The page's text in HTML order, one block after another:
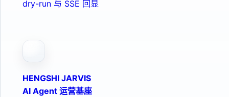
dry-run 与 SSE 回显
HENGSHI JARVIS
AI Agent 运营基座